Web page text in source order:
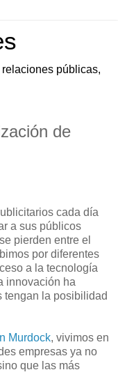
públicas,
de
cada día
a sus públicos
pierden entre el
por diferentes
a la tecnología
innovación ha
tengan la posibilidad
Murdock, vivimos en
empresas ya no
que las más